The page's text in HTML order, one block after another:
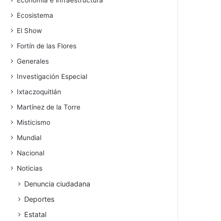
Ecosistema
El Show
Fortín de las Flores
Generales
Investigación Especial
Ixtaczoquitlán
Martínez de la Torre
Misticismo
Mundial
Nacional
Noticias
Denuncia ciudadana
Deportes
Estatal